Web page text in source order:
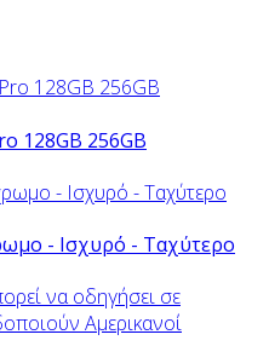
128GB 256GB
- Ισχυρό - Ταχύτερο